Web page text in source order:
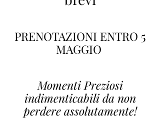
PRENOTAZIONI ENTRO 5
MAGGIO
Momenti Preziosi
indimenticabili da non
perdere assolutamente!